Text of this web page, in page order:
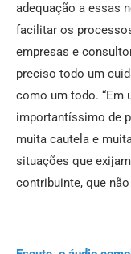
adequação a essas
facilitar os
empresas e
preciso todo um
como um todo. “Em
importantíssimo de
muita cautela e
situações que
contribuinte, que